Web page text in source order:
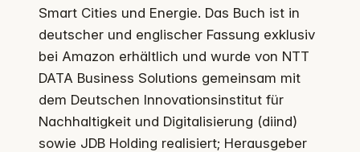
Smart Cities und Energie. Das Buch ist in
deutscher und englischer Fassung exklusiv
bei Amazon erhältlich und wurde von NTT
DATA Business Solutions gemeinsam mit
dem Deutschen Innovationsinstitut für
Nachhaltigkeit und Digitalisierung (diind)
sowie JDB Holding realisiert; Herausgeber